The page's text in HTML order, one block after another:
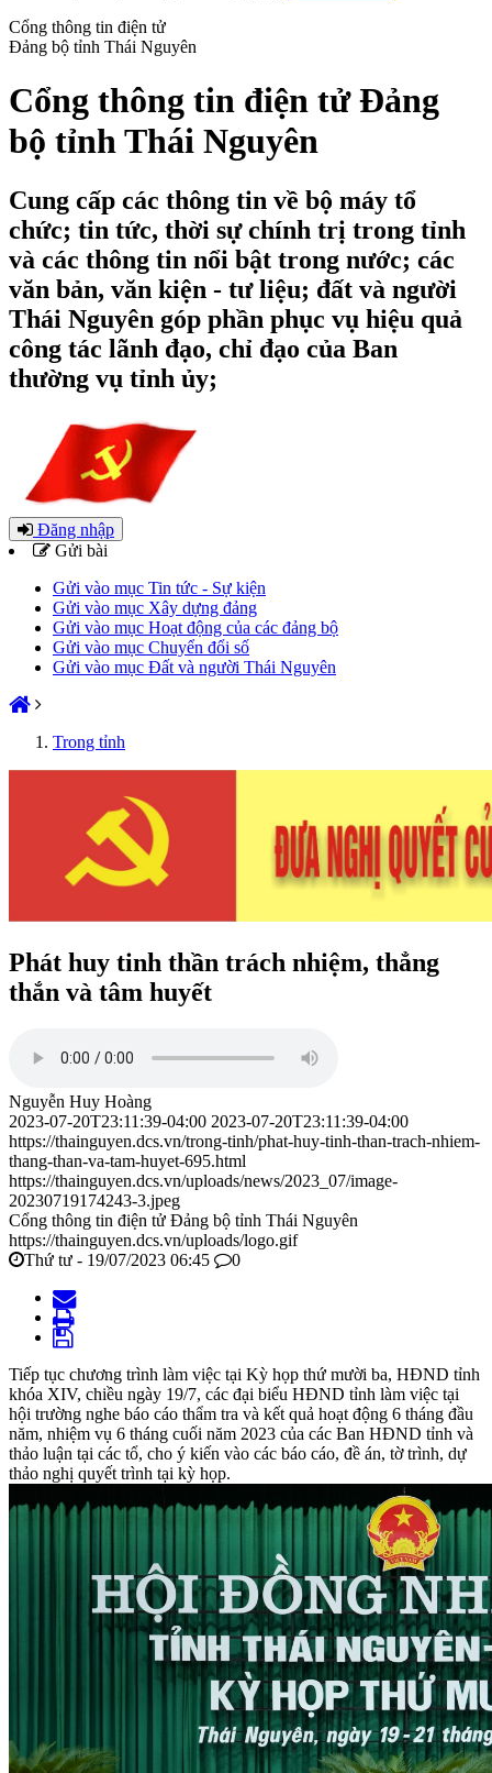
Cổng thông tin điện tử
Đảng bộ tỉnh Thái Nguyên
Cổng thông tin điện tử Đảng
bộ tỉnh Thái Nguyên
Cung cấp các thông tin về bộ máy tổ
chức; tin tức, thời sự chính trị trong tỉnh
và các thông tin nổi bật trong nước; các
văn bản, văn kiện - tư liệu; đất và người
Thái Nguyên góp phần phục vụ hiệu quả
công tác lãnh đạo, chỉ đạo của Ban
thường vụ tỉnh ủy;
Đăng nhập
Gửi bài
Gửi vào mục Tin tức - Sự kiện
Gửi vào mục Xây dựng đảng
Gửi vào mục Hoạt động của các đảng bộ
Gửi vào mục Chuyển đổi số
Gửi vào mục Đất và người Thái Nguyên
Trong tỉnh
Phát huy tinh thần trách nhiệm, thẳng
thắn và tâm huyết
Nguyễn Huy Hoàng
2023-07-20T23:11:39-04:00 2023-07-20T23:11:39-04:00
https://thainguyen.dcs.vn/trong-tinh/phat-huy-tinh-than-trach-nhiem-
thang-than-va-tam-huyet-695.html
https://thainguyen.dcs.vn/uploads/news/2023_07/image-
20230719174243-3.jpeg
Cổng thông tin điện tử Đảng bộ tỉnh Thái Nguyên
https://thainguyen.dcs.vn/uploads/logo.gif
Thứ tư - 19/07/2023 06:45
0
Tiếp tục chương trình làm việc tại Kỳ họp thứ mười ba, HĐND tỉnh
khóa XIV, chiều ngày 19/7, các đại biểu HĐND tỉnh làm việc tại
hội trường nghe báo cáo thẩm tra và kết quả hoạt động 6 tháng đầu
năm, nhiệm vụ 6 tháng cuối năm 2023 của các Ban HĐND tỉnh và
thảo luận tại các tổ, cho ý kiến vào các báo cáo, đề án, tờ trình, dự
thảo nghị quyết trình tại kỳ họp.